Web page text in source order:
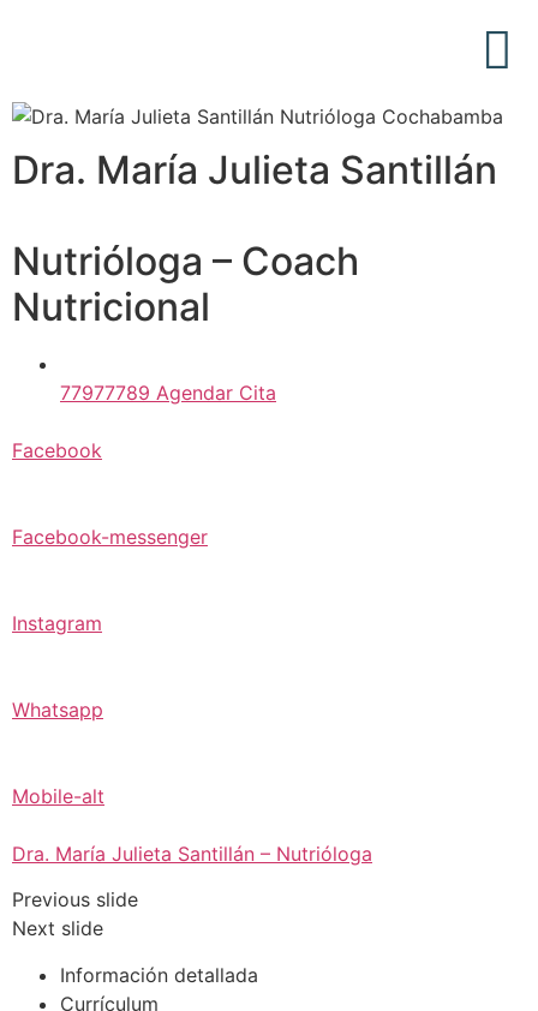
Dra. María Julieta Santillán
Nutrióloga – Coach
Nutricional
77977789 Agendar Cita
Facebook
Facebook-messenger
Instagram
Whatsapp
Mobile-alt
Dra. María Julieta Santillán – Nutrióloga
Previous slide
Next slide
Información detallada
Currículum